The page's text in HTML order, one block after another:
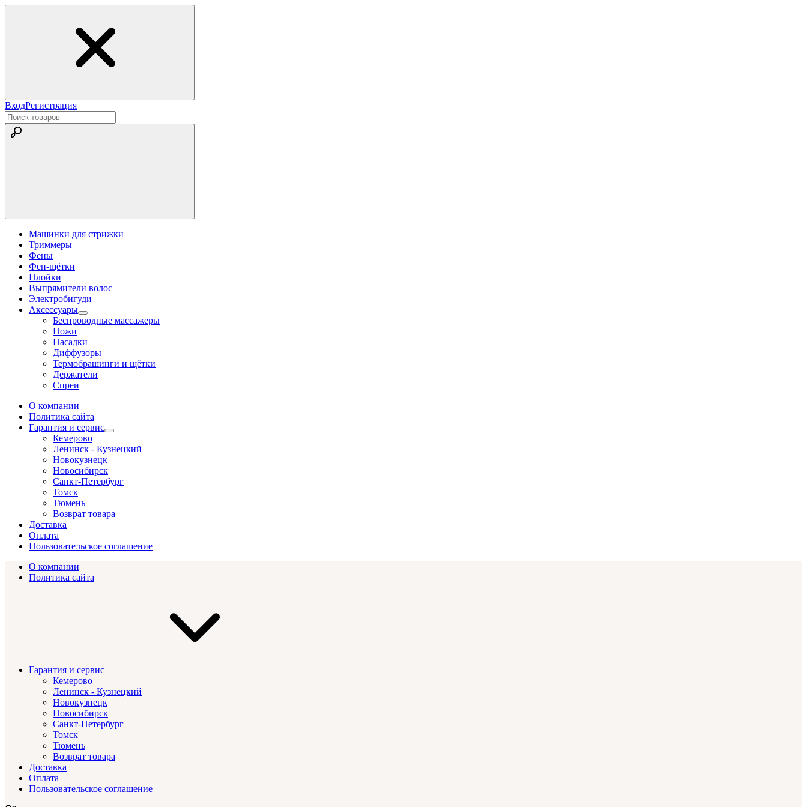
ВходРегистрация
Машинки для стрижки
Триммеры
Фены
Фен-щётки
Плойки
Выпрямители волос
Электробигуди
Аксессуары
Беспроводные массажеры
Ножи
Насадки
Диффузоры
Термобрашинги и щётки
Держатели
Спреи
О компании
Политика сайта
Гарантия и сервис
Кемерово
Ленинск - Кузнецкий
Новокузнецк
Новосибирск
Санкт-Петербург
Томск
Тюмень
Возврат товара
Доставка
Оплата
Пользовательское соглашение
О компании
Политика сайта
Гарантия и сервис
Кемерово
Ленинск - Кузнецкий
Новокузнецк
Новосибирск
Санкт-Петербург
Томск
Тюмень
Возврат товара
Доставка
Оплата
Пользовательское соглашение